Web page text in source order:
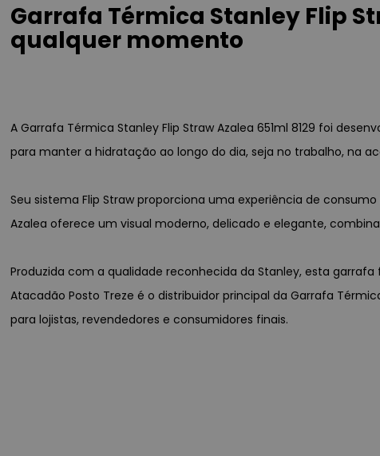
Garrafa Térmica Stanley Flip
qualquer momento
A Garrafa Térmica Stanley Flip Straw Azalea 651ml 8129 foi
para manter a hidratação ao longo do dia, seja no trabalho, na
Seu sistema Flip Straw proporciona uma experiência de
Azalea oferece um visual moderno, delicado e elegante,
Produzida com a qualidade reconhecida da Stanley, esta
Atacadão Posto Treze é o distribuidor principal da Garrafa
para lojistas, revendedores e consumidores finais.